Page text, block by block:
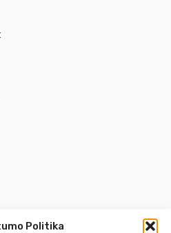
Politika